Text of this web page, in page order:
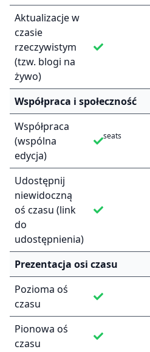
Aktualizacje w
czasie
rzeczywistym
(tzw. blogi na
żywo)
Współpraca i społeczność
Współpraca
(wspólna
edycja)
seats
Udostępnij
niewidoczną
oś czasu (link
do
udostępnienia)
Prezentacja osi czasu
Pozioma oś
czasu
Pionowa oś
czasu